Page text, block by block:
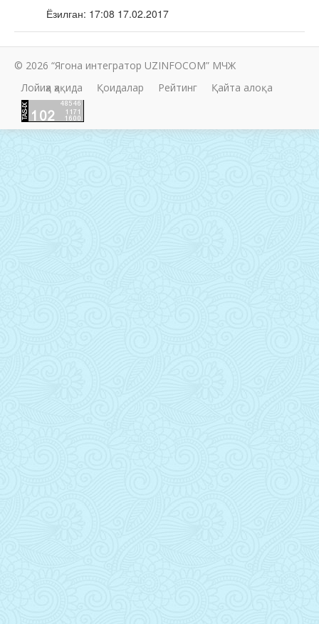
Ёзилган: 17:08 17.02.2017
© 2026 “Ягона интегратор UZINFOCOM” МЧЖ
Лойиҳа ҳақида
Қоидалар Рейтинг Қайта алоқа